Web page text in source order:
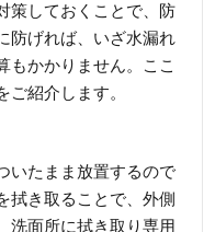
策しておくことで、防
防げれば、いざ水漏れ
もかかりません。ここ
紹介します。
いたまま放置するので
拭き取ることで、外側
洗面所に拭き取り専用